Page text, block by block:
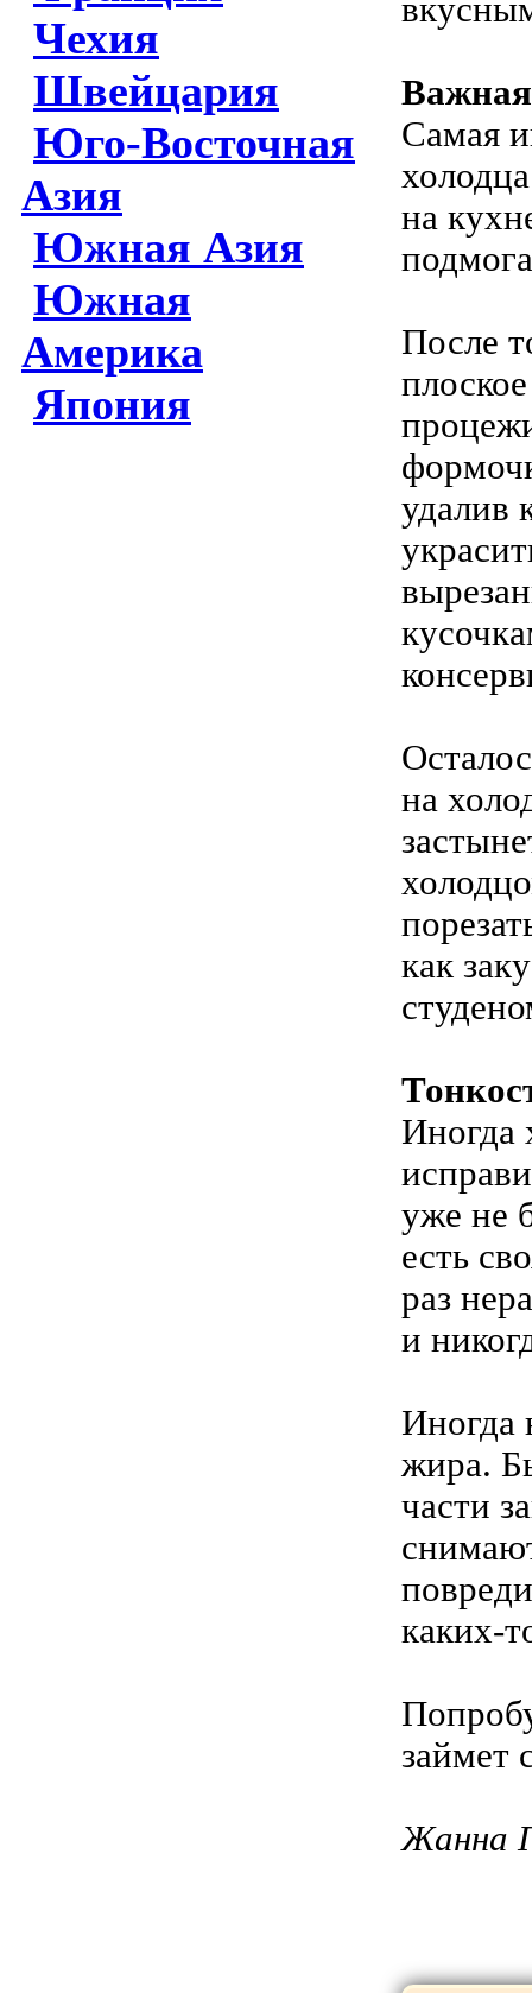
Чехия
Швейцария
Юго-Восточная
Азия
Южная Азия
Южная
Америка
Япония
Важная
Самая
на
После
удалив
на
как
Иногда
уже не
есть
раз
и
Иногда
жира.
части
каких-
займет
Жанна